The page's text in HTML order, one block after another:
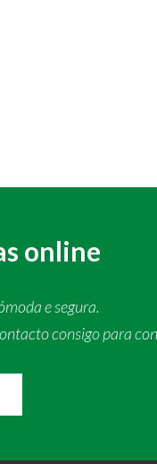
online
e segura.
consigo para